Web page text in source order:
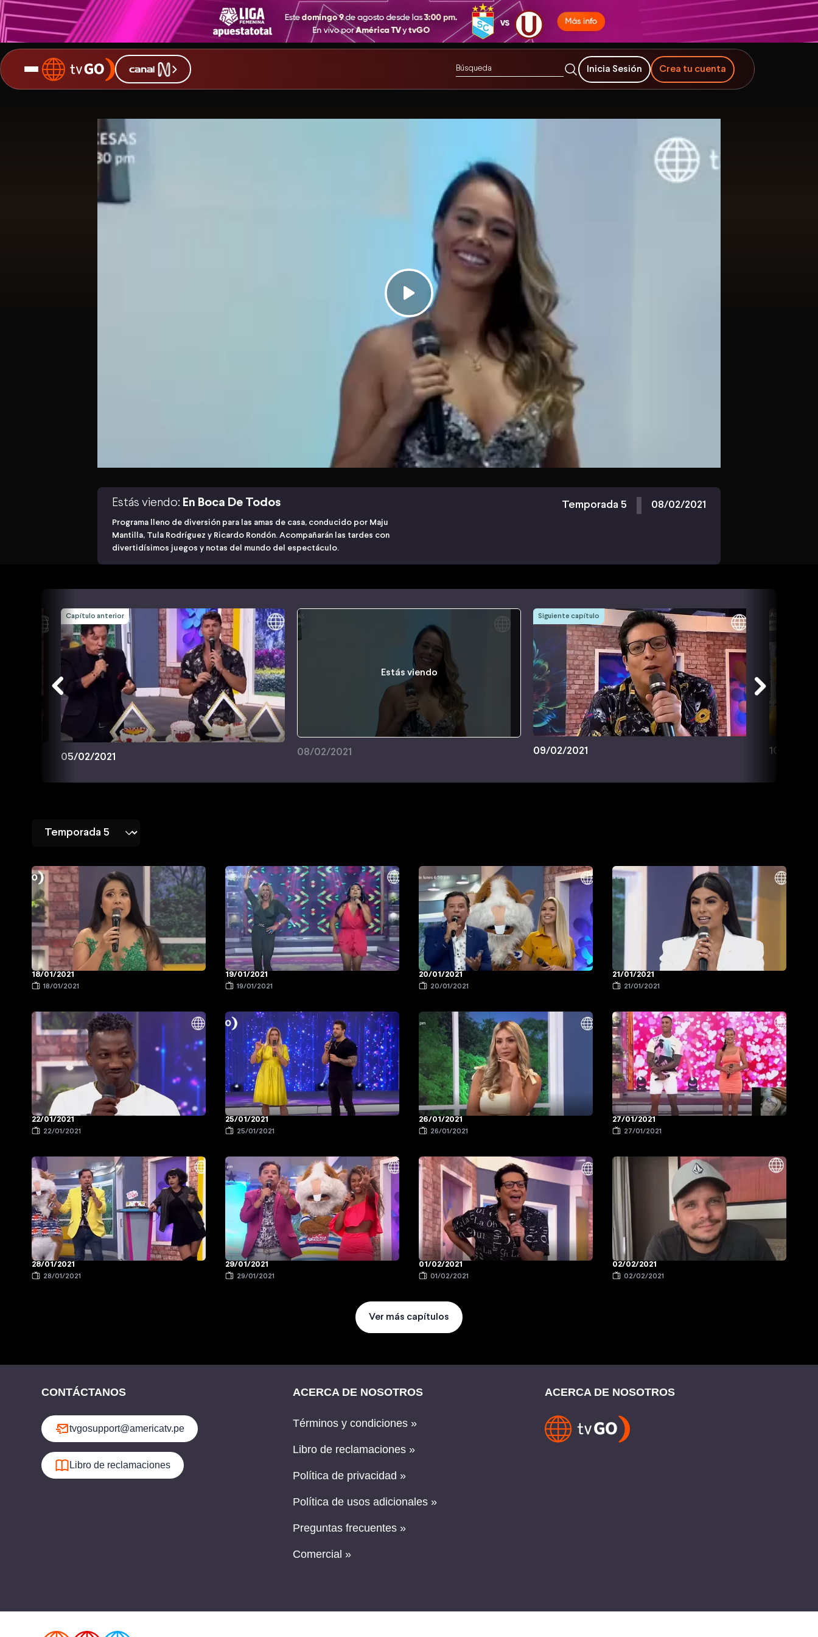
Inicia Sesión Crea tu cuenta
Estás viendo: En Boca De Todos
Programa lleno de diversión para las amas de casa, conducido por Maju
Mantilla, Tula Rodríguez y Ricardo Rondón. Acompañarán las tardes con
divertidísimos juegos y notas del mundo del espectáculo.
Temporada 5 08/02/2021
Capítulo anterior
05/02/2021
Estás viendo
08/02/2021
Siguiente capítulo
09/02/2021 10/02/
18/01/2021
18/01/2021
19/01/2021
19/01/2021
20/01/2021
20/01/2021
21/01/2021
21/01/2021
22/01/2021
22/01/2021
25/01/2021
25/01/2021
26/01/2021
26/01/2021
27/01/2021
27/01/2021
28/01/2021
28/01/2021
29/01/2021
29/01/2021
01/02/2021
01/02/2021
02/02/2021
02/02/2021
Ver más capítulos
CONTÁCTANOS
tvgosupport@americatv.pe
Libro de reclamaciones
ACERCA DE NOSOTROS
Términos y condiciones »
Libro de reclamaciones »
Política de privacidad »
Política de usos adicionales »
Preguntas frecuentes »
Comercial »
ACERCA DE NOSOTROS